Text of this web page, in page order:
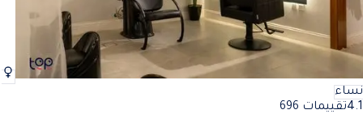
نساء
4.1تقييمات 696